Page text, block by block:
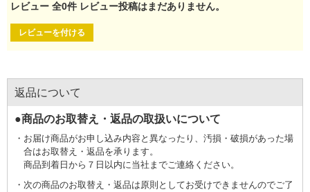
レビュー 全0件 レビュー投稿はまだありません。
レビューを付ける
返品について
●商品のお取替え・返品の取扱いについて
お届け商品がお申し込み内容と異なったり、汚損・破損があった場
合はお取替え・返品を承ります。
商品到着日から７日以内に当社までご連絡ください。
次の商品のお取替え・返品は原則としてお受けできませんのでご了